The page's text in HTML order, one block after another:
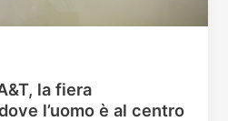
la fiera
l’uomo è al centro